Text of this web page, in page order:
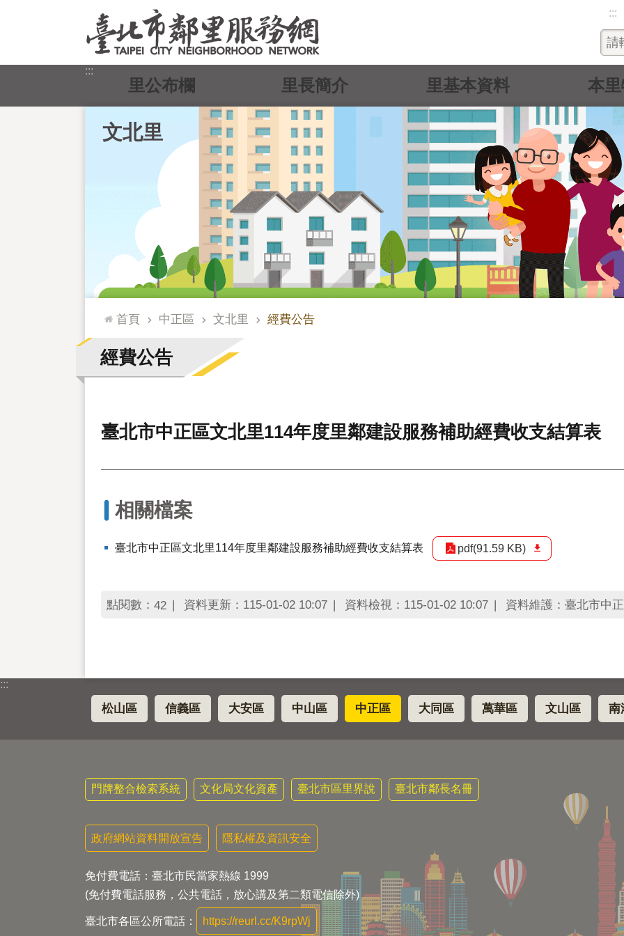
:::
:::
文北里
里公布欄 里長簡介 里基本資料 本
::: 首頁 中正區 文北里 經費公告
經費公告
臺北市中正區文北里114年度里鄰建設服務補助經費收支結算表
相關檔案
臺北市中正區文北里114年度里鄰建設服務補助經費收支結算表 pdf(91.59 KB)
點閱數： 42 資料更新：115-01-02 10:07 資料檢視：115-01-02 10:07 資料維護：臺北市中
:::
松山區 信義區 大安區 中山區 中正區 大同區 萬華區 文山區 南
門牌整合檢索系統 文化局文化資產 臺北市區里界說 臺北市鄰長名冊
政府網站資料開放宣告 隱私權及資訊安全
免付費電話：臺北市民當家熱線 1999
(免付費電話服務，公共電話，放心講及第二類電信除外)
臺北市各區公所電話： https://reurl.cc/K9rpWj